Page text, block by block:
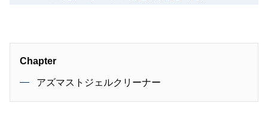
Chapter
アズマストジェルクリーナー